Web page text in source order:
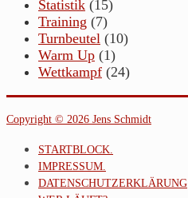
Statistik (15)
Training (7)
Turnbeutel (10)
Warm Up (1)
Wettkampf (24)
Copyright © 2026 Jens Schmidt
STARTBLOCK.
IMPRESSUM.
DATENSCHUTZERKLÄRUNG